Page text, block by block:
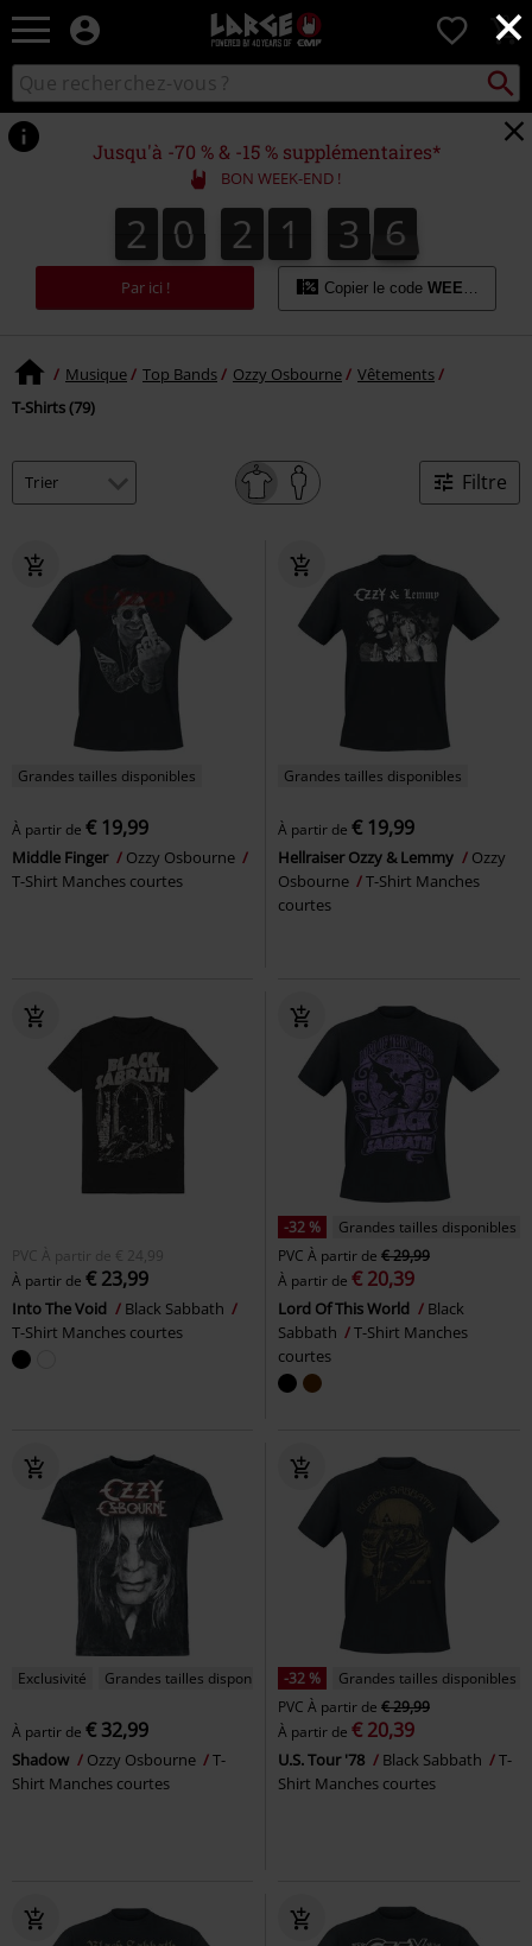
×
EMP
-
Merchandising
Gaming,
Films
&
Séries
TV
Modes
alternatives
0
Rechercher
sur
le
catalogue
Jusqu'à -70 % & -15 % supplémentaires*
BON WEEK-END !
2
2 0
0 2
2 1
1 3
3
3
3 4
5
4
6
5
Par ici ! Copier le code WEEKEND
Musique Top Bands Ozzy Osbourne
Vêtements
T-Shirts (79)
Filtre
Grandes tailles disponibles
À partir de € 19,99
Middle Finger
Ozzy Osbourne
T-Shirt Manches courtes
Grandes tailles disponibles
À partir de € 19,99
Hellraiser Ozzy & Lemmy
Ozzy
Osbourne
T-Shirt Manches
courtes
PVC À partir de € 24,99
À partir de € 23,99
Into The Void
Black Sabbath
T-Shirt Manches courtes
-32 %
Grandes tailles disponibles
PVC À partir de € 29,99
À partir de € 20,39
Lord Of This World
Black
Sabbath
T-Shirt Manches
courtes
Exclusivité Grandes tailles disponibles
À partir de € 32,99
Shadow Ozzy Osbourne
T-
Shirt Manches courtes
-32 %
Grandes tailles disponibles
PVC À partir de € 29,99
À partir de € 20,39
U.S. Tour '78 Black Sabbath
T-
Shirt Manches courtes